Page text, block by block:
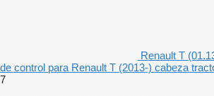
Renault T
de control para Renault T (2013-) cabeza
7